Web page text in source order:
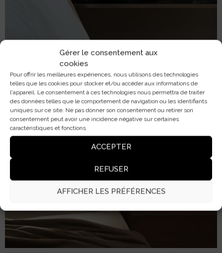
Gérer le consentement aux
cookies
Pour offrir les meilleures expériences, nous utilisons des technologies
telles que les cookies pour stocker et/ou accéder aux informations de
l'appareil. Le consentement à ces technologies nous permettra de traiter
des données telles que le comportement de navigation ou les identifiants
uniques sur ce site. Ne pas donner son consentement ou retirer son
consentement peut avoir une incidence négative sur certaines
caractéristiques et fonctions.
ACCEPTER
REFUSER
AFFICHER LES PRÉFÉRENCES